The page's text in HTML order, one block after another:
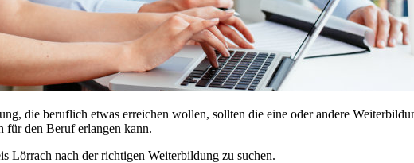
die beruflich etwas erreichen wollen, sollten die eine oder andere
für den Beruf erlangen kann.
Lörrach nach der richtigen Weiterbildung zu suchen.